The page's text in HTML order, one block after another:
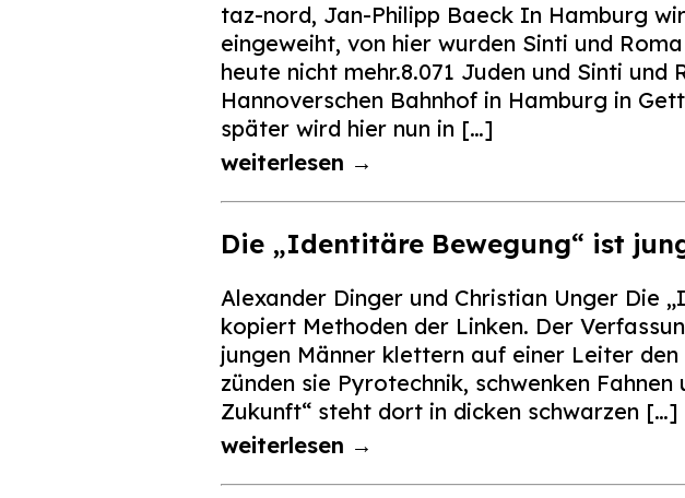
taz-nord, Jan-Philipp Baeck In Hamburg
eingeweiht, von hier wurden Sinti und
heute nicht mehr.8.071 Juden und Sinti und
Hannoverschen Bahnhof in Hamburg in
später wird hier nun in […]
weiterlesen →
Die „Identitäre Bewegung“ ist
Alexander Dinger und Christian Unger Die
kopiert Methoden der Linken. Der
jungen Männer klettern auf einer Leiter
zünden sie Pyrotechnik, schwenken
Zukunft“ steht dort in dicken schwarzen […]
weiterlesen →